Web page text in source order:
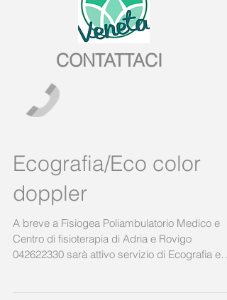
CONTATTACI
Ecografia/Eco color
doppler
A breve a Fisiogea Poliambulatorio Medico e
Centro di fisioterapia di Adria e Rovigo
042622330 sarà attivo servizio di Ecografia e